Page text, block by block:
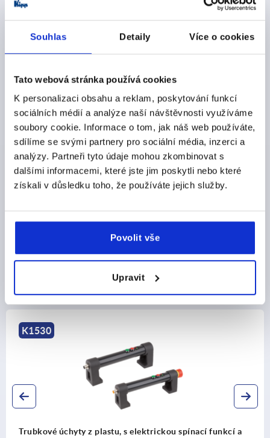
Souhlas Detaily Více o cookies
Tato webová stránka používá cookies
K personalizaci obsahu a reklam, poskytování funkcí
sociálních médií a analýze naší návštěvnosti využíváme
soubory cookie. Informace o tom, jak náš web používáte,
sdílíme se svými partnery pro sociální média, inzerci a
analýzy. Partneři tyto údaje mohou zkombinovat s
dalšími informacemi, které jste jim poskytli nebo které
získali v důsledku toho, že používáte jejich služby.
Povolit vše
Upravit
H1=40
CZK5,717.14
plus náklady na dopravu
DETAILY O VÝROBKU
CAD
STAŽENÍ
Ostatní zákazníci také zakoupili
K1529
Trubkové úchyty z plastu, s elektrickou spínací funkcí a